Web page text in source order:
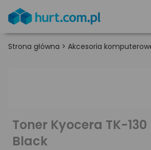
Strona główna > Akcesoria
Toner Kyocera TK-130
Black